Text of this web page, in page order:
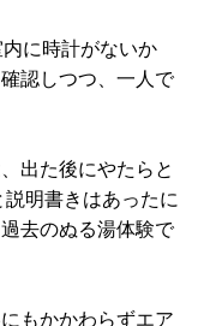
に時計がないか
認しつつ、一人で
出た後にやたらと
明書きはあったに
去のぬる湯体験で
もかかわらずエア